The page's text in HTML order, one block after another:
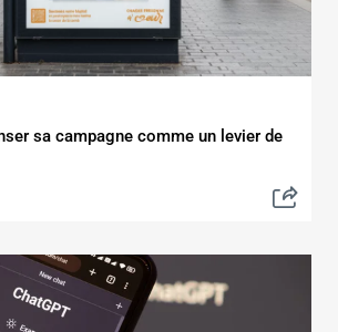
sa campagne comme un levier de